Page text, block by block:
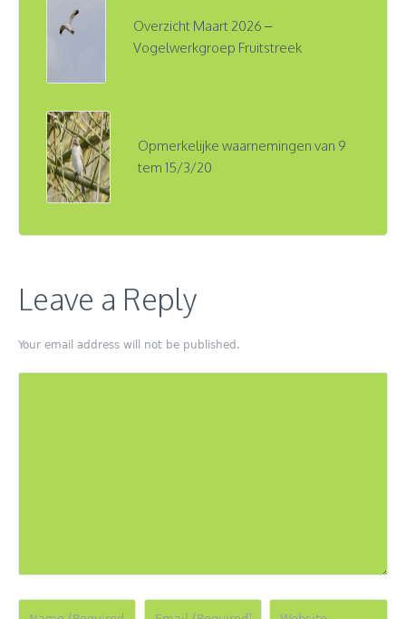
Overzicht Maart 2026 –
Vogelwerkgroep Fruitstreek
Opmerkelijke waarnemingen van 9
tem 15/3/20
Leave a Reply
Your email address will not be published.